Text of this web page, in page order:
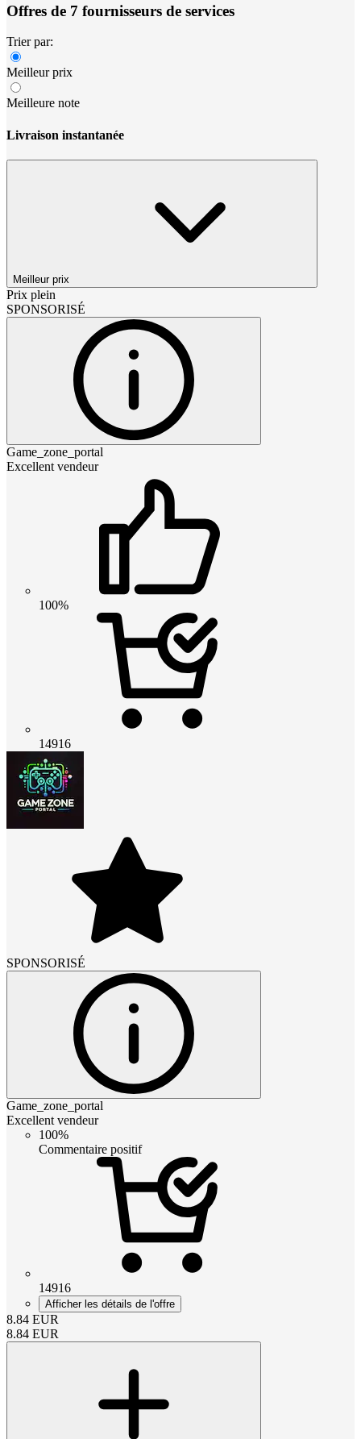
Offres de 7 fournisseurs de services
Trier par:
Meilleur prix
Meilleure note
Livraison instantanée
Meilleur prix
Prix plein
SPONSORISÉ
Game_zone_portal
Excellent vendeur
100%
14916
SPONSORISÉ
Game_zone_portal
Excellent vendeur
100%
Commentaire positif
14916
Afficher les détails de l'offre
8.84 EUR
8.84 EUR